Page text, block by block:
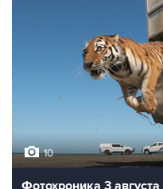
10
Фотохроника 3 августа